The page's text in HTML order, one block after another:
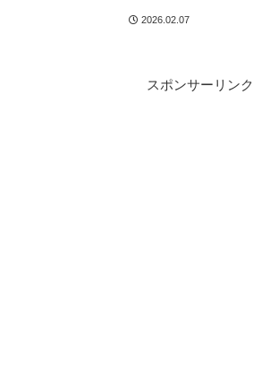
StoreKit2で非消耗型
2026.02.07
スポンサーリンク